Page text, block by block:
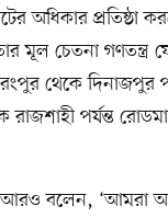
অধিকার প্রতিষ্ঠা
মূল চেতনা গণতন্ত্র
রংপুর থেকে দিনাজপুর
রাজশাহী পর্যন্ত
আরও বলেন, ‘আমরা